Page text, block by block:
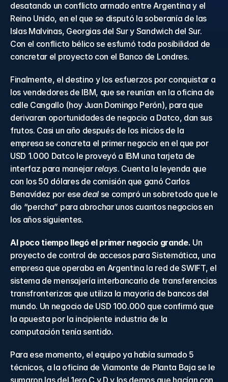
desatando un conflicto armado entre Argentina y el
Reino Unido, en el que se disputó la soberanía de las
Islas Malvinas, Georgias del Sur y Sandwich del Sur.
Con el conflicto bélico se esfumó toda posibilidad de
concretar el proyecto con el Banco de Londres.
Finalmente, el destino y los esfuerzos por conquistar a
los vendedores de IBM, que se reunían en la oficina de
calle Cangallo (hoy Juan Domingo Perón), para que
derivaran oportunidades de negocio a Datco, dan sus
frutos. Casi un año después de los inicios de la
empresa se concreta el primer negocio en el que por
USD 1.000 Datco le proveyó a IBM una tarjeta de
interfaz para manejar relays. Cuenta la leyenda que
con los 50 dólares de comisión que ganó Carlos
Benavídez por ese deal se compró un sobretodo que le
dio “percha” para abrochar unos cuantos negocios en
los años siguientes.
Al poco tiempo llegó el primer negocio grande. Un
proyecto de control de accesos para Sistemática, una
empresa que operaba en Argentina la red de SWIFT, el
sistema de mensajería interbancario de transferencias
transfronterizas que utiliza la mayoría de bancos del
mundo. Un negocio de USD 100.000 que confirmó que
la apuesta por la incipiente industria de la
computación tenía sentido.
Para ese momento, el equipo ya había sumado 5
técnicos, a la oficina de Viamonte de Planta Baja se le
sumaron las del 1ero C y D y los demos que hacían con